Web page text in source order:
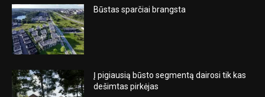
Būstas sparčiai brangsta
Į pigiausią būsto segmentą dairosi tik kas
dešimtas pirkėjas